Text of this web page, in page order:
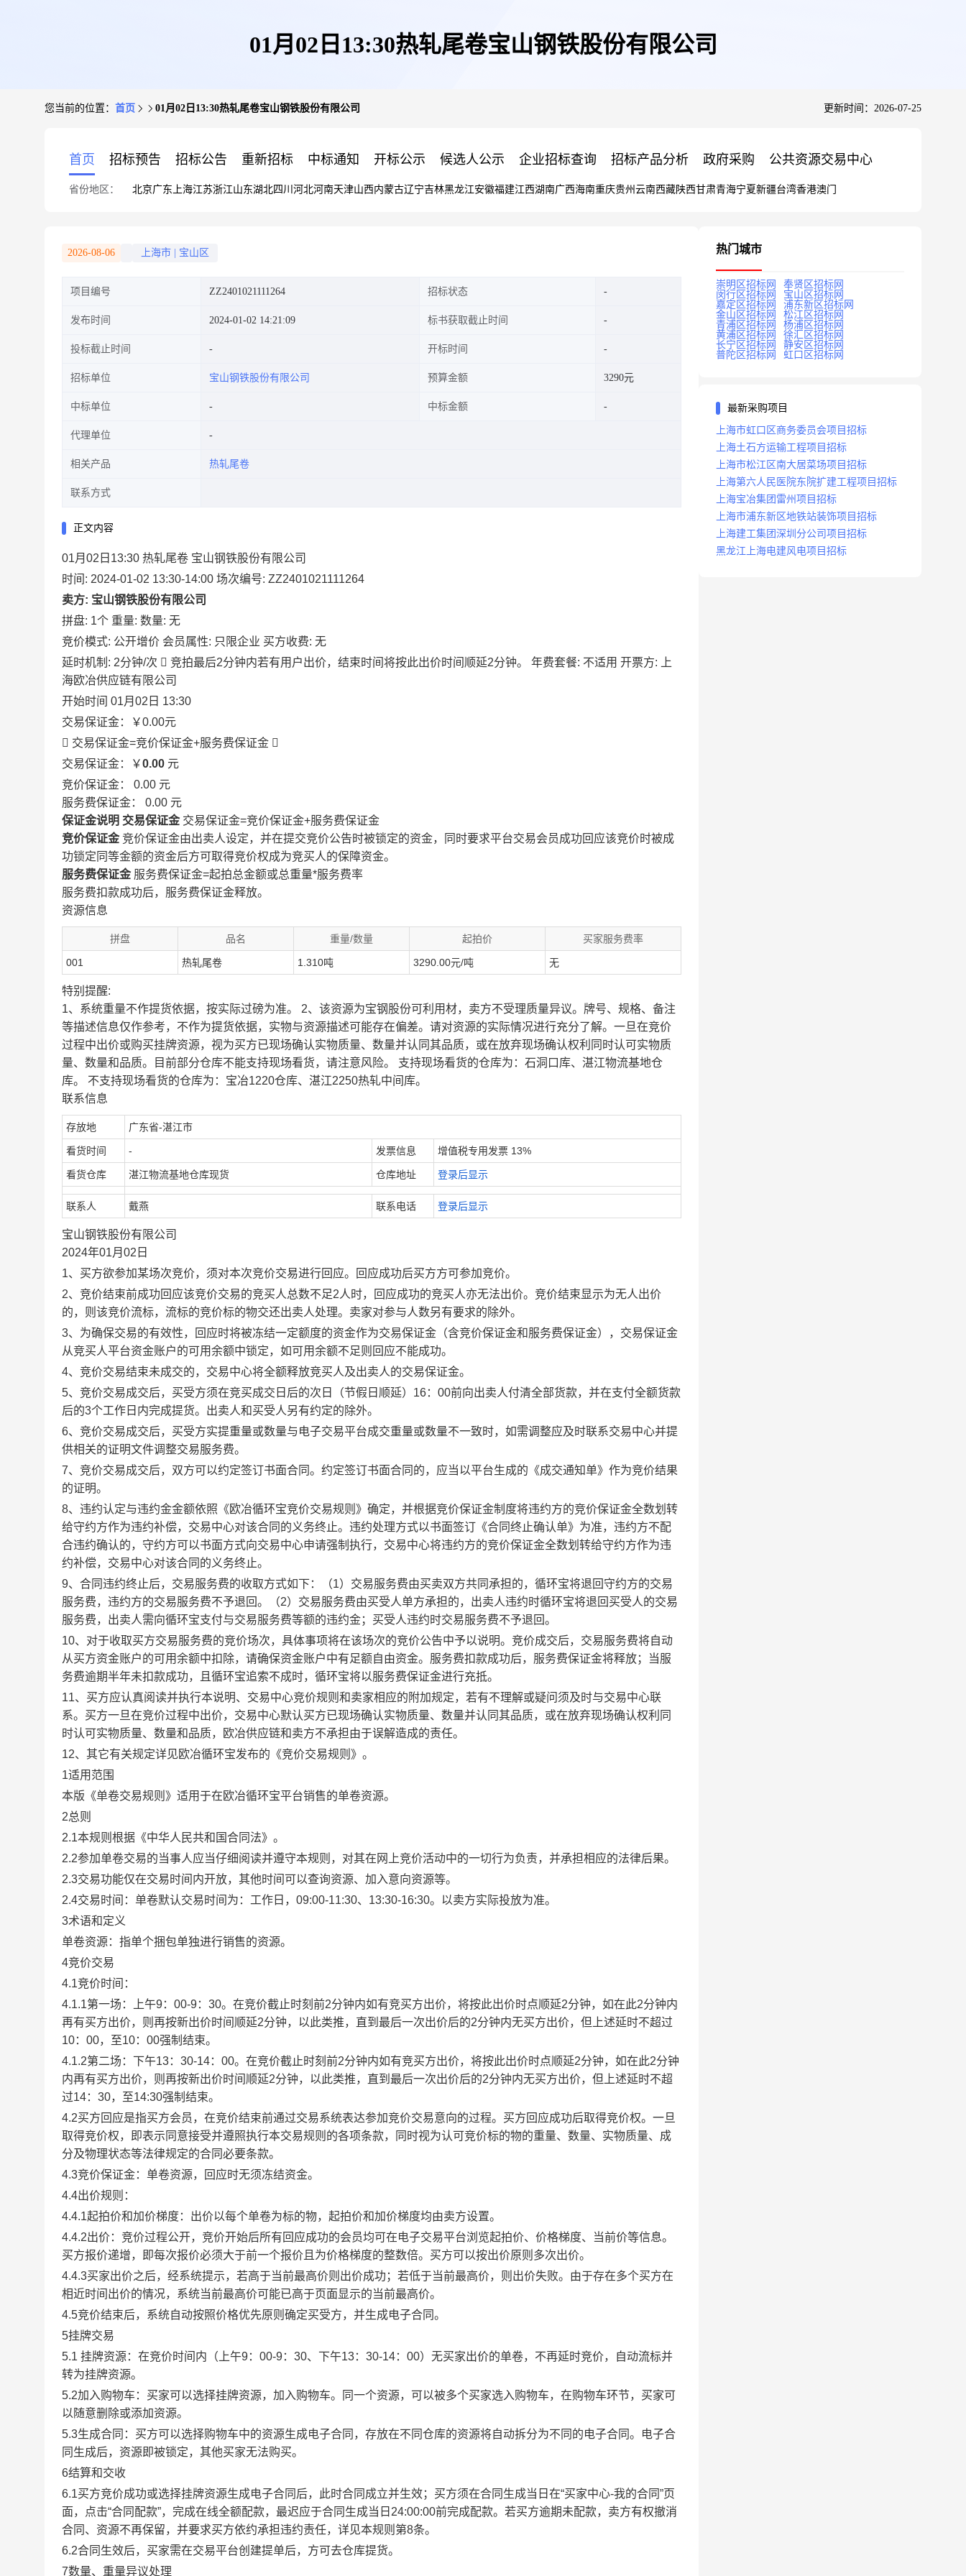
01月02日13:30热轧尾卷宝山钢铁股份有限公司
您当前的位置： 首页 01月02日13:30热轧尾卷宝山钢铁股份有限公司 更新时间：2026-07-25
首页 招标预告 招标公告 重新招标 中标通知 开标公示 候选人公示 企业招标查询 招标产品分析 政府采购 公共资源交易中心
省份地区： 北京广东 上海江苏浙江山东湖北四川 河北河南天津山西内蒙古辽宁吉林黑龙江安徽福建江西湖南广西海南重庆贵州 云南西藏陕西甘肃青海宁夏新疆台湾香港澳门
2026-08-06 上海市 宝山区
项目编号 ZZ2401021111264 招标状态
发布时间 2024-01-02 14:21:09 标书获取截止时间
投标截止时间 开标时间
招标单位 宝山钢铁股份有限公司 预算金额 3290元
中标单位 中标金额
代理单位
相关产品 热轧尾卷
联系方式
正文内容
01月02日13:30 热轧尾卷 宝山钢铁股份有限公司
时间: 2024-01-02 13:30-14:00 场次编号: ZZ2401021111264
卖方: 宝山钢铁股份有限公司
拼盘: 1个 重量: 数量: 无
竞价模式: 公开增价 会员属性: 只限企业 买方收费: 无
延时机制: 2分钟/次  竞拍最后2分钟内若有用户出价，结束时间将按此出价时间顺延2分钟。 年费套餐: 不适用 开票方: 上
海欧冶供应链有限公司
开始时间 01月02日 13:30
交易保证金：
￥0.00元
 交易保证金=竞价保证金+服务费保证金 
交易保证金：￥0.00 元
竞价保证金： 0.00 元
服务费保证金： 0.00 元
保证金说明 交易保证金 交易保证金=竞价保证金+服务费保证金
竞价保证金 竞价保证金由出卖人设定，并在提交竞价公告时被锁定的资金，同时要求平台交易会员成功回应该竞价时被成
功锁定同等金额的资金后方可取得竞价权成为竞买人的保障资金。
服务费保证金 服务费保证金=起拍总金额或总重量*服务费率
服务费扣款成功后，服务费保证金释放。
资源信息
拼盘 品名 重量/数量 起拍价 买家服务费率
001 热轧尾卷 1.310吨 3290.00元/吨 无
特别提醒:
1、系统重量不作提货依据，按实际过磅为准。 2、该资源为宝钢股份可利用材，卖方不受理质量异议。牌号、规格、备注
等描述信息仅作参考，不作为提货依据，实物与资源描述可能存在偏差。请对资源的实际情况进行充分了解。一旦在竞价
过程中出价或购买挂牌资源，视为买方已现场确认实物质量、数量并认同其品质，或在放弃现场确认权利同时认可实物质
量、数量和品质。目前部分仓库不能支持现场看货，请注意风险。 支持现场看货的仓库为：石洞口库、湛江物流基地仓
库。 不支持现场看货的仓库为：宝冶1220仓库、湛江2250热轧中间库。
联系信息
存放地 广东省-湛江市
看货时间 - 发票信息 增值税专用发票 13%
看货仓库 湛江物流基地仓库现货 仓库地址 登录后显示
联系人 戴燕 联系电话 登录后显示
宝山钢铁股份有限公司
2024年01月02日
1、买方欲参加某场次竞价，须对本次竞价交易进行回应。回应成功后买方方可参加竞价。
2、竞价结束前成功回应该竞价交易的竞买人总数不足2人时，回应成功的竞买人亦无法出价。竞价结束显示为无人出价
的，则该竞价流标，流标的竞价标的物交还出卖人处理。卖家对参与人数另有要求的除外。
3、为确保交易的有效性，回应时将被冻结一定额度的资金作为交易保证金（含竞价保证金和服务费保证金），交易保证金
从竞买人平台资金账户的可用余额中锁定，如可用余额不足则回应不能成功。
4、竞价交易结束未成交的，交易中心将全额释放竞买人及出卖人的交易保证金。
5、竞价交易成交后，买受方须在竞买成交日后的次日（节假日顺延）16：00前向出卖人付清全部货款，并在支付全额货款
后的3个工作日内完成提货。出卖人和买受人另有约定的除外。
6、竞价交易成交后，买受方实提重量或数量与电子交易平台成交重量或数量不一致时，如需调整应及时联系交易中心并提
供相关的证明文件调整交易服务费。
7、竞价交易成交后，双方可以约定签订书面合同。约定签订书面合同的，应当以平台生成的《成交通知单》作为竞价结果
的证明。
8、违约认定与违约金金额依照《欧冶循环宝竞价交易规则》确定，并根据竞价保证金制度将违约方的竞价保证金全数划转
给守约方作为违约补偿，交易中心对该合同的义务终止。违约处理方式以书面签订《合同终止确认单》为准，违约方不配
合违约确认的，守约方可以书面方式向交易中心申请强制执行，交易中心将违约方的竞价保证金全数划转给守约方作为违
约补偿，交易中心对该合同的义务终止。
9、合同违约终止后，交易服务费的收取方式如下：（1）交易服务费由买卖双方共同承担的，循环宝将退回守约方的交易
服务费，违约方的交易服务费不予退回。（2）交易服务费由买受人单方承担的，出卖人违约时循环宝将退回买受人的交易
服务费，出卖人需向循环宝支付与交易服务费等额的违约金；买受人违约时交易服务费不予退回。
10、对于收取买方交易服务费的竞价场次，具体事项将在该场次的竞价公告中予以说明。竞价成交后，交易服务费将自动
从买方资金账户的可用余额中扣除，请确保资金账户中有足额自由资金。服务费扣款成功后，服务费保证金将释放；当服
务费逾期半年未扣款成功，且循环宝追索不成时，循环宝将以服务费保证金进行充抵。
11、买方应认真阅读并执行本说明、交易中心竞价规则和卖家相应的附加规定，若有不理解或疑问须及时与交易中心联
系。买方一旦在竞价过程中出价，交易中心默认买方已现场确认实物质量、数量并认同其品质，或在放弃现场确认权利同
时认可实物质量、数量和品质，欧冶供应链和卖方不承担由于误解造成的责任。
12、其它有关规定详见欧冶循环宝发布的《竞价交易规则》。
1适用范围
本版《单卷交易规则》适用于在欧冶循环宝平台销售的单卷资源。
2总则
2.1本规则根据《中华人民共和国合同法》。
2.2参加单卷交易的当事人应当仔细阅读并遵守本规则，对其在网上竞价活动中的一切行为负责，并承担相应的法律后果。
2.3交易功能仅在交易时间内开放，其他时间可以查询资源、加入意向资源等。
2.4交易时间：单卷默认交易时间为：工作日，09:00-11:30、13:30-16:30。以卖方实际投放为准。
3术语和定义
单卷资源：指单个捆包单独进行销售的资源。
4竞价交易
4.1竞价时间：
4.1.1第一场：上午9：00-9：30。在竞价截止时刻前2分钟内如有竞买方出价，将按此出价时点顺延2分钟，如在此2分钟内
再有买方出价，则再按新出价时间顺延2分钟，以此类推，直到最后一次出价后的2分钟内无买方出价，但上述延时不超过
10：00，至10：00强制结束。
4.1.2第二场：下午13：30-14：00。在竞价截止时刻前2分钟内如有竞买方出价，将按此出价时点顺延2分钟，如在此2分钟
内再有买方出价，则再按新出价时间顺延2分钟，以此类推，直到最后一次出价后的2分钟内无买方出价，但上述延时不超
过14：30，至14:30强制结束。
4.2买方回应是指买方会员，在竞价结束前通过交易系统表达参加竞价交易意向的过程。买方回应成功后取得竞价权。一旦
取得竞价权，即表示同意接受并遵照执行本交易规则的各项条款，同时视为认可竞价标的物的重量、数量、实物质量、成
分及物理状态等法律规定的合同必要条款。
4.3竞价保证金：单卷资源，回应时无须冻结资金。
4.4出价规则：
4.4.1起拍价和加价梯度：出价以每个单卷为标的物，起拍价和加价梯度均由卖方设置。
4.4.2出价：竞价过程公开，竞价开始后所有回应成功的会员均可在电子交易平台浏览起拍价、价格梯度、当前价等信息。
买方报价递增，即每次报价必须大于前一个报价且为价格梯度的整数倍。买方可以按出价原则多次出价。
4.4.3买家出价之后，经系统提示，若高于当前最高价则出价成功；若低于当前最高价，则出价失败。由于存在多个买方在
相近时间出价的情况，系统当前最高价可能已高于页面显示的当前最高价。
4.5竞价结束后，系统自动按照价格优先原则确定买受方，并生成电子合同。
5挂牌交易
5.1 挂牌资源：在竞价时间内（上午9：00-9：30、下午13：30-14：00）无买家出价的单卷，不再延时竞价，自动流标并
转为挂牌资源。
5.2加入购物车：买家可以选择挂牌资源，加入购物车。同一个资源，可以被多个买家选入购物车，在购物车环节，买家可
以随意删除或添加资源。
5.3生成合同：买方可以选择购物车中的资源生成电子合同，存放在不同仓库的资源将自动拆分为不同的电子合同。电子合
同生成后，资源即被锁定，其他买家无法购买。
6结算和交收
6.1买方竞价成功或选择挂牌资源生成电子合同后，此时合同成立并生效；买方须在合同生成当日在“买家中心-我的合同”页
面，点击“合同配款”，完成在线全额配款，最迟应于合同生成当日24:00:00前完成配款。若买方逾期未配款，卖方有权撤消
合同、资源不再保留，并要求买方依约承担违约责任，详见本规则第8条。
6.2合同生效后，买家需在交易平台创建提单后，方可去仓库提货。
7数量、重量异议处理
热门城市
崇明区招标网
奉贤区招标网
闵行区招标网
宝山区招标网
嘉定区招标网
浦东新区招标网
金山区招标网
松江区招标网
青浦区招标网
杨浦区招标网
黄浦区招标网
徐汇区招标网
长宁区招标网
静安区招标网
普陀区招标网
虹口区招标网
最新采购项目
上海市虹口区商务委员会项目招标
上海土石方运输工程项目招标
上海市松江区南大居菜场项目招标
上海第六人民医院东院扩建工程项目招标
上海宝冶集团雷州项目招标
上海市浦东新区地铁站装饰项目招标
上海建工集团深圳分公司项目招标
黑龙江上海电建风电项目招标